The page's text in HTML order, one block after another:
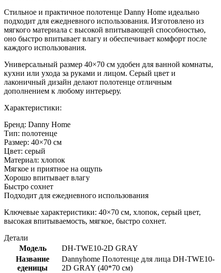
Стильное и практичное полотенце Danny Home идеально
подходит для ежедневного использования. Изготовлено из
мягкого материала с высокой впитывающей способностью,
оно быстро впитывает влагу и обеспечивает комфорт после
каждого использования.
Универсальный размер 40×70 см удобен для ванной комнаты,
кухни или ухода за руками и лицом. Серый цвет и
лаконичный дизайн делают полотенце отличным
дополнением к любому интерьеру.
Характеристики:
Бренд: Danny Home
Тип: полотенце
Размер: 40×70 см
Цвет: серый
Материал: хлопок
Мягкое и приятное на ощупь
Хорошо впитывает влагу
Быстро сохнет
Подходит для ежедневного использования
Ключевые характеристики: 40×70 см, хлопок, серый цвет,
высокая впитываемость, мягкое, быстро сохнет.
Детали
Модель
DH-TWE10-2D GRAY
Название
еденицы
Dannyhome Полотенце для лица DH-TWE10-
2D GRAY (40*70 см)